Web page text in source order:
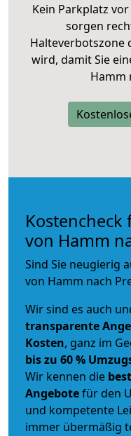
Kein Parkplatz
sorgen
Halteverbotszone
wird, damit Sie
Hamm
von Hamm
Sind Sie neugierig
von Hamm nach
Wir sind es auch
transparente
Kosten, ganz im
bis zu 60 %
Wir kennen die
Angebotefür den
und kompetente
immer übermäßig